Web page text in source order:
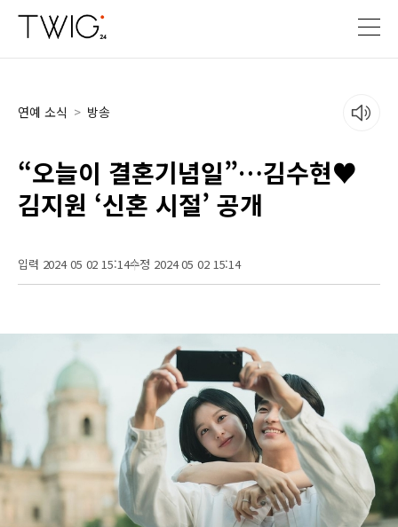
연예 소식 > 방송
“오늘이 결혼기념일”…김수현♥
김지원 ‘신혼 시절’ 공개
입력 2024 05 02 15:14수정 2024 05 02 15:14